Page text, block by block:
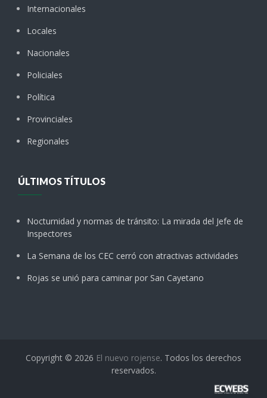
Internacionales
Locales
Nacionales
Policiales
Política
Provinciales
Regionales
ÚLTIMOS TÍTULOS
Nocturnidad y normas de tránsito: La mirada del Jefe de
Inspectores
La Semana de los CEC cerró con atractivas actividades
Rojas se unió para caminar por San Cayetano
Copyright © 2026 El nuevo rojense. Todos los derechos
reservados.